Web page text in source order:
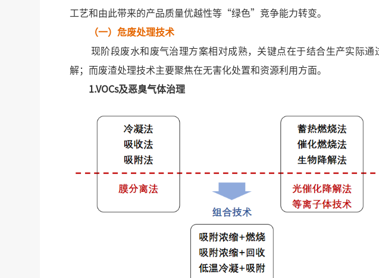
工艺和由此带来的产品质量优越性等“绿色”竞争能力转变。
（一）危废处理技术
现阶段废水和废气治理方案相对成熟，关键点在于结合生产实际通
解；而废渣处理技术主要聚焦在无害化处置和资源利用方面。
1.VOCs及恶臭气体治理